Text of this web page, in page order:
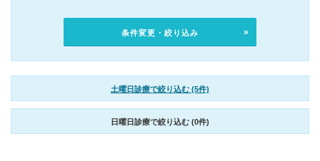
条件変更・絞り込み
土曜日診療で絞り込む (5件)
日曜日診療で絞り込む (0件)